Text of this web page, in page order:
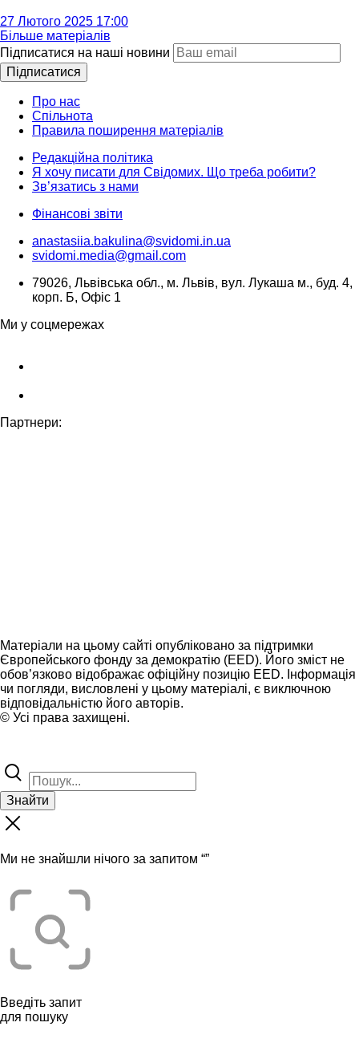
27 Лютого 2025 17:00
Більше матеріалів
Підписатися на наші новини
Підписатися
Про нас
Спільнота
Правила поширення матеріалів
Редакційна політика
Я хочу писати для Свідомих. Що треба робити?
Зв’язатись з нами
Фінансові звіти
anastasiia.bakulina@svidomi.in.ua
svidomi.media@gmail.com
79026, Львівська обл., м. Львів, вул. Лукаша м., буд. 4,
корп. Б, Офіс 1
Ми у соцмережах
Партнери:
Матеріали на цьому сайті опубліковано за підтримки
Європейського фонду за демократію (EED). Його зміст не
обов’язково відображає офіційну позицію EED. Інформація
чи погляди, висловлені у цьому матеріалі, є виключною
відповідальністю його авторів.
© Усі права захищені.
Знайти
Ми не знайшли нічого за запитом “”
Введіть запит
для пошуку